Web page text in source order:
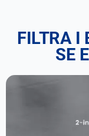
FILTRA I
SE